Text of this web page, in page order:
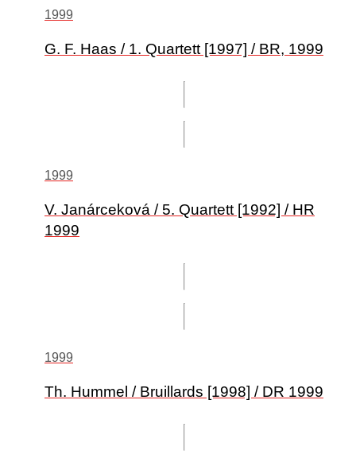
1999
G. F. Haas / 1. Quartett [1997] / BR, 1999
1999
V. Janárceková / 5. Quartett [1992] / HR
1999
1999
Th. Hummel / Bruillards [1998] / DR 1999